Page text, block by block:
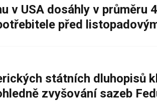
v USA dosáhly v
před
státních dluhopisů
zvyšování sazeb